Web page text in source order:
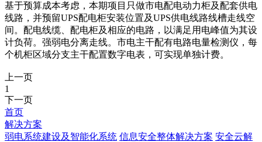
基于预算成本考虑，本期项目只做市电配电动力柜及配套供电
线路，并预留UPS配电柜安装位置及UPS供电线路线槽走线空
间。配电线缆、配电柜及相应的电路，以满足用电峰值为其设
计负荷。强弱电分离走线。市电主干配有电路电量检测仪，每
个机柜区域分支主干配置数字电表，可实现单独计费。
上一页
1
下一页
首页
解决方案
弱电系统建设及智能化系统 信息安全整体解决方案 安全云解